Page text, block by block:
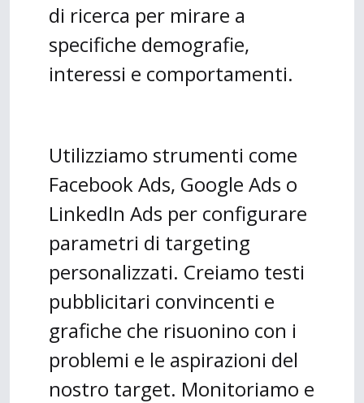
di ricerca per mirare a
specifiche demografie,
interessi e comportamenti.
Utilizziamo strumenti come
Facebook Ads, Google Ads o
LinkedIn Ads per configurare
parametri di targeting
personalizzati. Creiamo testi
pubblicitari convincenti e
grafiche che risuonino con i
problemi e le aspirazioni del
nostro target. Monitoriamo e